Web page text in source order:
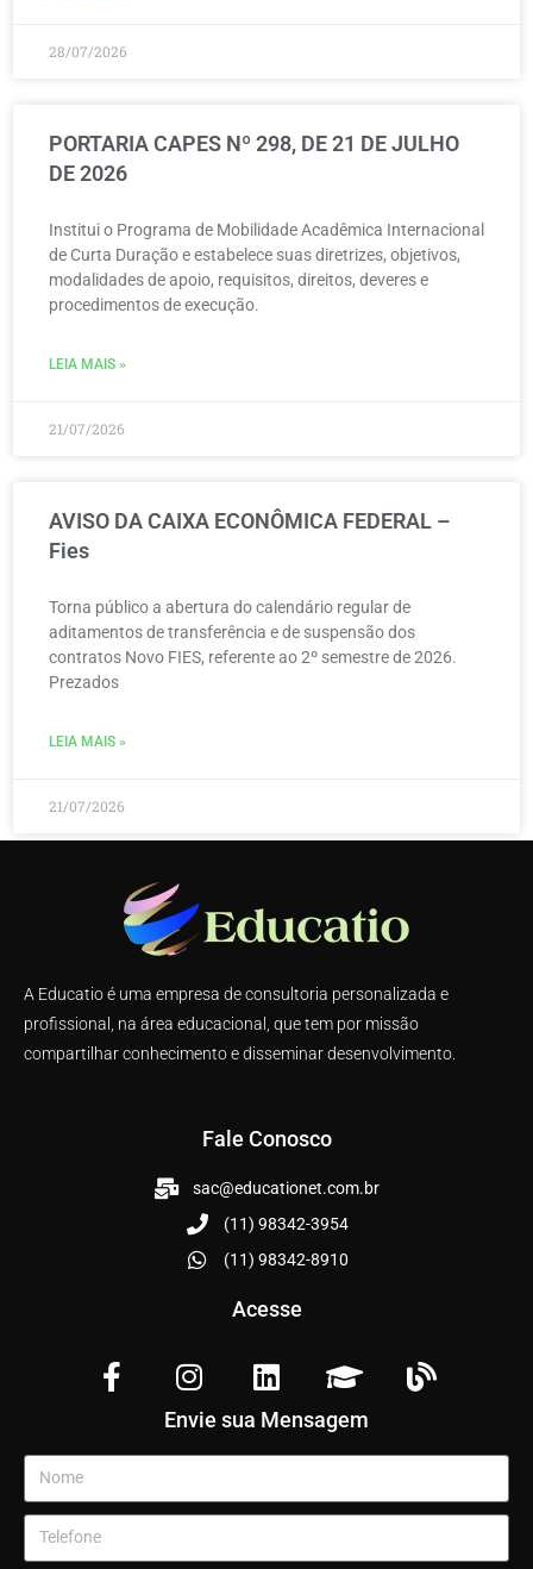
28/07/2026
PORTARIA CAPES Nº 298, DE 21 DE JULHO
DE 2026
Institui o Programa de Mobilidade Acadêmica Internacional
de Curta Duração e estabelece suas diretrizes, objetivos,
modalidades de apoio, requisitos, direitos, deveres e
procedimentos de execução.
LEIA MAIS »
21/07/2026
AVISO DA CAIXA ECONÔMICA FEDERAL –
Fies
Torna público a abertura do calendário regular de
aditamentos de transferência e de suspensão dos
contratos Novo FIES, referente ao 2º semestre de 2026.
Prezados
LEIA MAIS »
21/07/2026
A Educatio é uma empresa de consultoria personalizada e
profissional, na área educacional, que tem por missão
compartilhar conhecimento e disseminar desenvolvimento.
Fale Conosco
sac@educationet.com.br
(11) 98342-3954
(11) 98342-8910
Acesse
Envie sua Mensagem